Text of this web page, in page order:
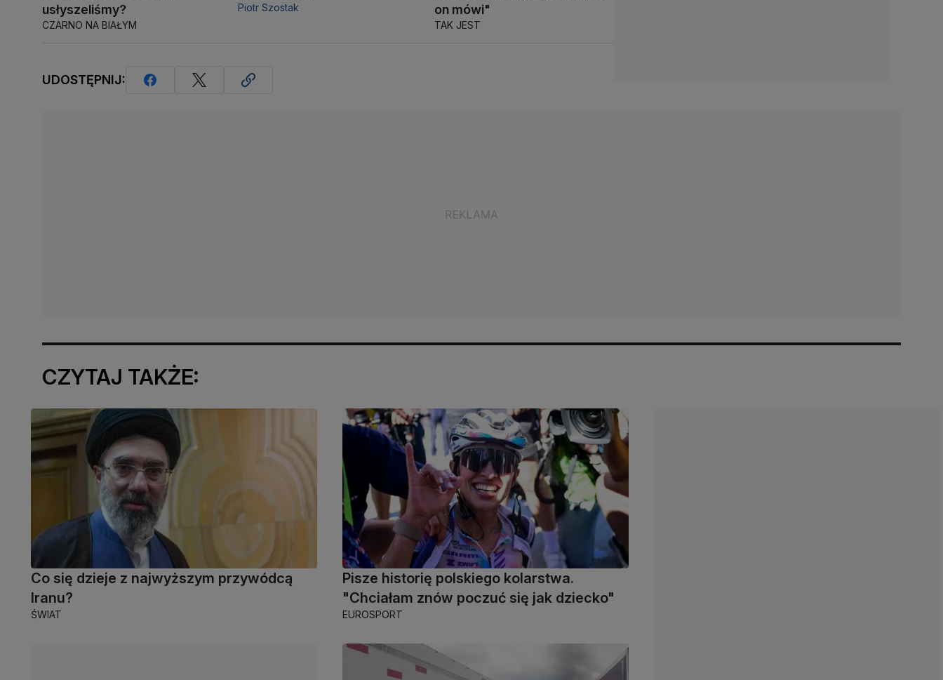
usłyszeliśmy?
CZARNO NA BIAŁYM
Piotr Szostak
on mówi"
TAK JEST
UDOSTĘPNIJ:
CZYTAJ TAKŻE:
Co się dzieje z najwyższym przywódcą
Iranu?
ŚWIAT
Pisze historię polskiego kolarstwa.
"Chciałam znów poczuć się jak dziecko"
EUROSPORT